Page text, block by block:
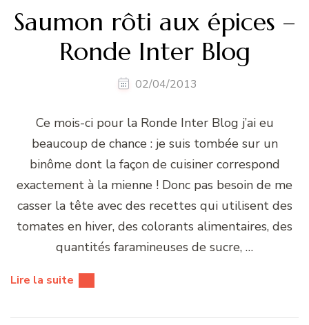
Saumon rôti aux épices –
Ronde Inter Blog
02/04/2013
Ce mois-ci pour la Ronde Inter Blog j’ai eu
beaucoup de chance : je suis tombée sur un
binôme dont la façon de cuisiner correspond
exactement à la mienne ! Donc pas besoin de me
casser la tête avec des recettes qui utilisent des
tomates en hiver, des colorants alimentaires, des
quantités faramineuses de sucre, …
Lire la suite